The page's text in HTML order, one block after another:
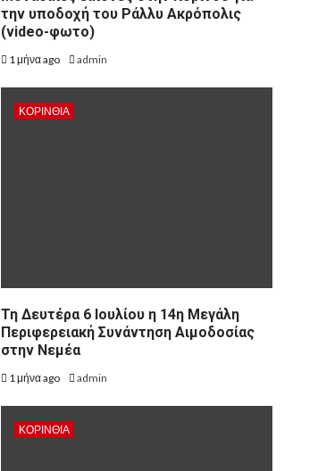
την υποδοχή του Ράλλυ Ακρόπολις
(video-φωτο)
1 μήνα ago admin
ΚΟΡΙΝΘΊΑ
Τη Δευτέρα 6 Ιουλίου η 14η Μεγάλη
Περιφερειακή Συνάντηση Αιμοδοσίας
στην Νεμέα
1 μήνα ago admin
ΚΟΡΙΝΘΊΑ